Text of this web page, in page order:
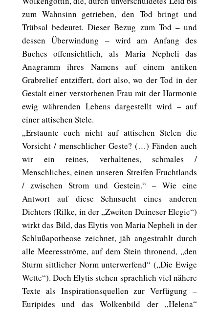
zum Wahnsinn getrieben, den Tod bringt und
Trübsal bedeutet. Dieser Bezug zum Tod – und
dessen Überwindung – wird am Anfang des
Buches offensichtlich, als Maria Nepheli das
Anagramm ihres Namens auf einem antiken
Grabrelief entziffert, dort also, wo der Tod in der
Gestalt einer verstorbenen Frau mit der Harmonie
ewig währenden Lebens dargestellt wird – auf
einer attischen Stele.
„Erstaunte euch nicht auf attischen Stelen die
Vorsicht / menschlicher Geste? (…) Fänden auch
wir ein reines, verhaltenes, schmales /
Menschliches, einen unseren Streifen Fruchtlands
/ zwischen Strom und Gestein.“ – Wie eine
Antwort auf diese Sehnsucht eines anderen
Dichters (Rilke, in der „Zweiten Duineser Elegie“)
wirkt das Bild, das Elytis von Maria Nepheli in der
Schlußapotheose zeichnet, jäh angestrahlt durch
alle Meeresströme, auf dem Stein thronend, „den
Sturm sittlicher Norm unterwerfend“ („Die Ewige
Wette“). Doch Elytis stehen sprachlich viel nähere
Texte als Inspirationsquellen zur Verfügung –
Euripides und das Wolkenbild der „Helena“